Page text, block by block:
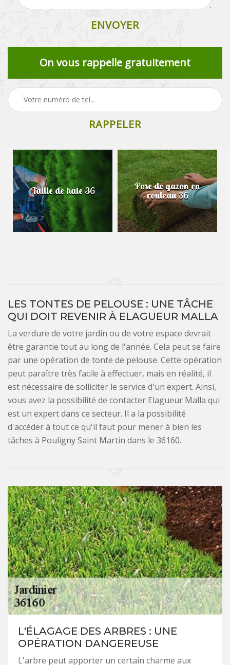
On vous rappelle gratuitement
haie 36 Pose de gazon en
rouleau 36 Abattage
LES TONTES DE PELOUSE : UNE TÂCHE
QUI DOIT REVENIR À ELAGUEUR MALLA
La verdure de votre jardin ou de votre espace devrait
être garantie tout au long de l'année. Cela peut se faire
par une opération de tonte de pelouse. Cette opération
peut paraître très facile à effectuer, mais en réalité, il
est nécessaire de solliciter le service d'un expert. Ainsi,
vous avez la possibilité de contacter Elagueur Malla qui
est un expert dans ce secteur. Il a la possibilité
d'accéder à tout ce qu'il faut pour mener à bien les
tâches à Pouligny Saint Martin dans le 36160.
L'ÉLAGAGE DES ARBRES : UNE
OPÉRATION DANGEREUSE
L'arbre peut apporter un certain charme aux